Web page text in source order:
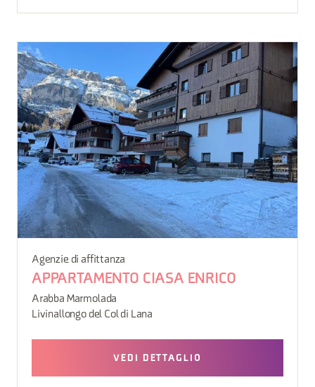
Agenzie di affittanza
APPARTAMENTO CIASA ENRICO
Arabba Marmolada
Livinallongo del Col di Lana
VEDI DETTAGLIO